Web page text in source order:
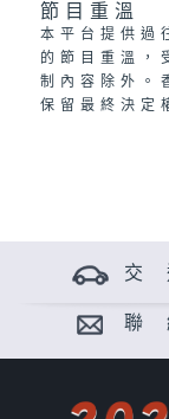
節目重溫
本平台提供過
的節目重溫，
制內容除外。
保留最終決定
交
聯